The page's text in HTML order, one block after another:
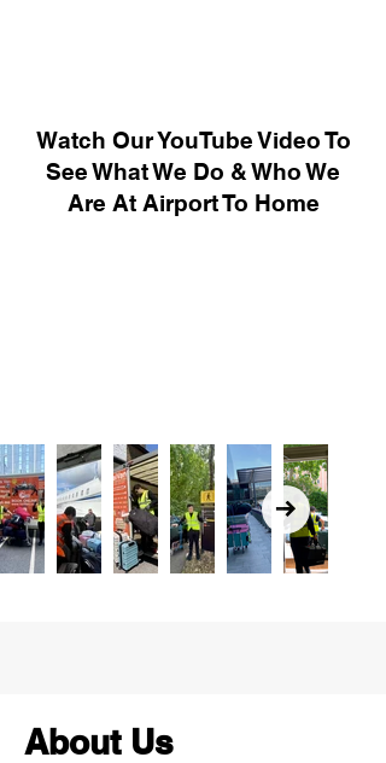
Watch Our YouTube Video To
See What We Do & Who We
Are At Airport To Home
About Us